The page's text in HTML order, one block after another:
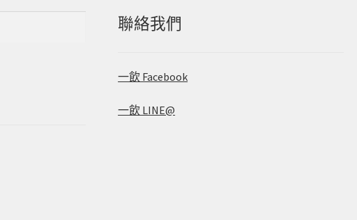
聯絡我們
一飲 Facebook
一飲 LINE@